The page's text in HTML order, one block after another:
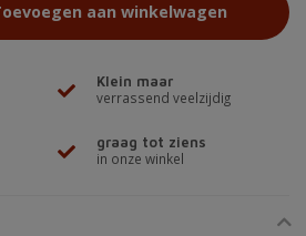
aan winkelwagen
Klein maar
verrassend veelzijdig
graag tot ziens
in onze winkel